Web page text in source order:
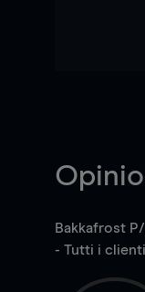
Bakkafrost
- Tutti i clienti